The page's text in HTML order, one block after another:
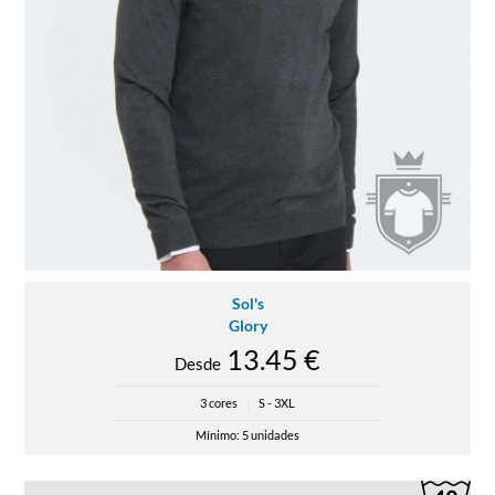
Sol's
Glory
Desde 13.45 €
3 cores S - 3XL
Mínimo: 5 unidades